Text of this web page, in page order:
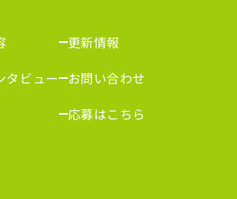
タビュー
更新情報
お問い合わせ
応募はこちら